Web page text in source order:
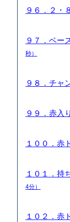
９６．２・
９７．ベー
秒）
９８．チャ
９９．赤入
１００．赤
１０１．持
4分）
１０２．赤